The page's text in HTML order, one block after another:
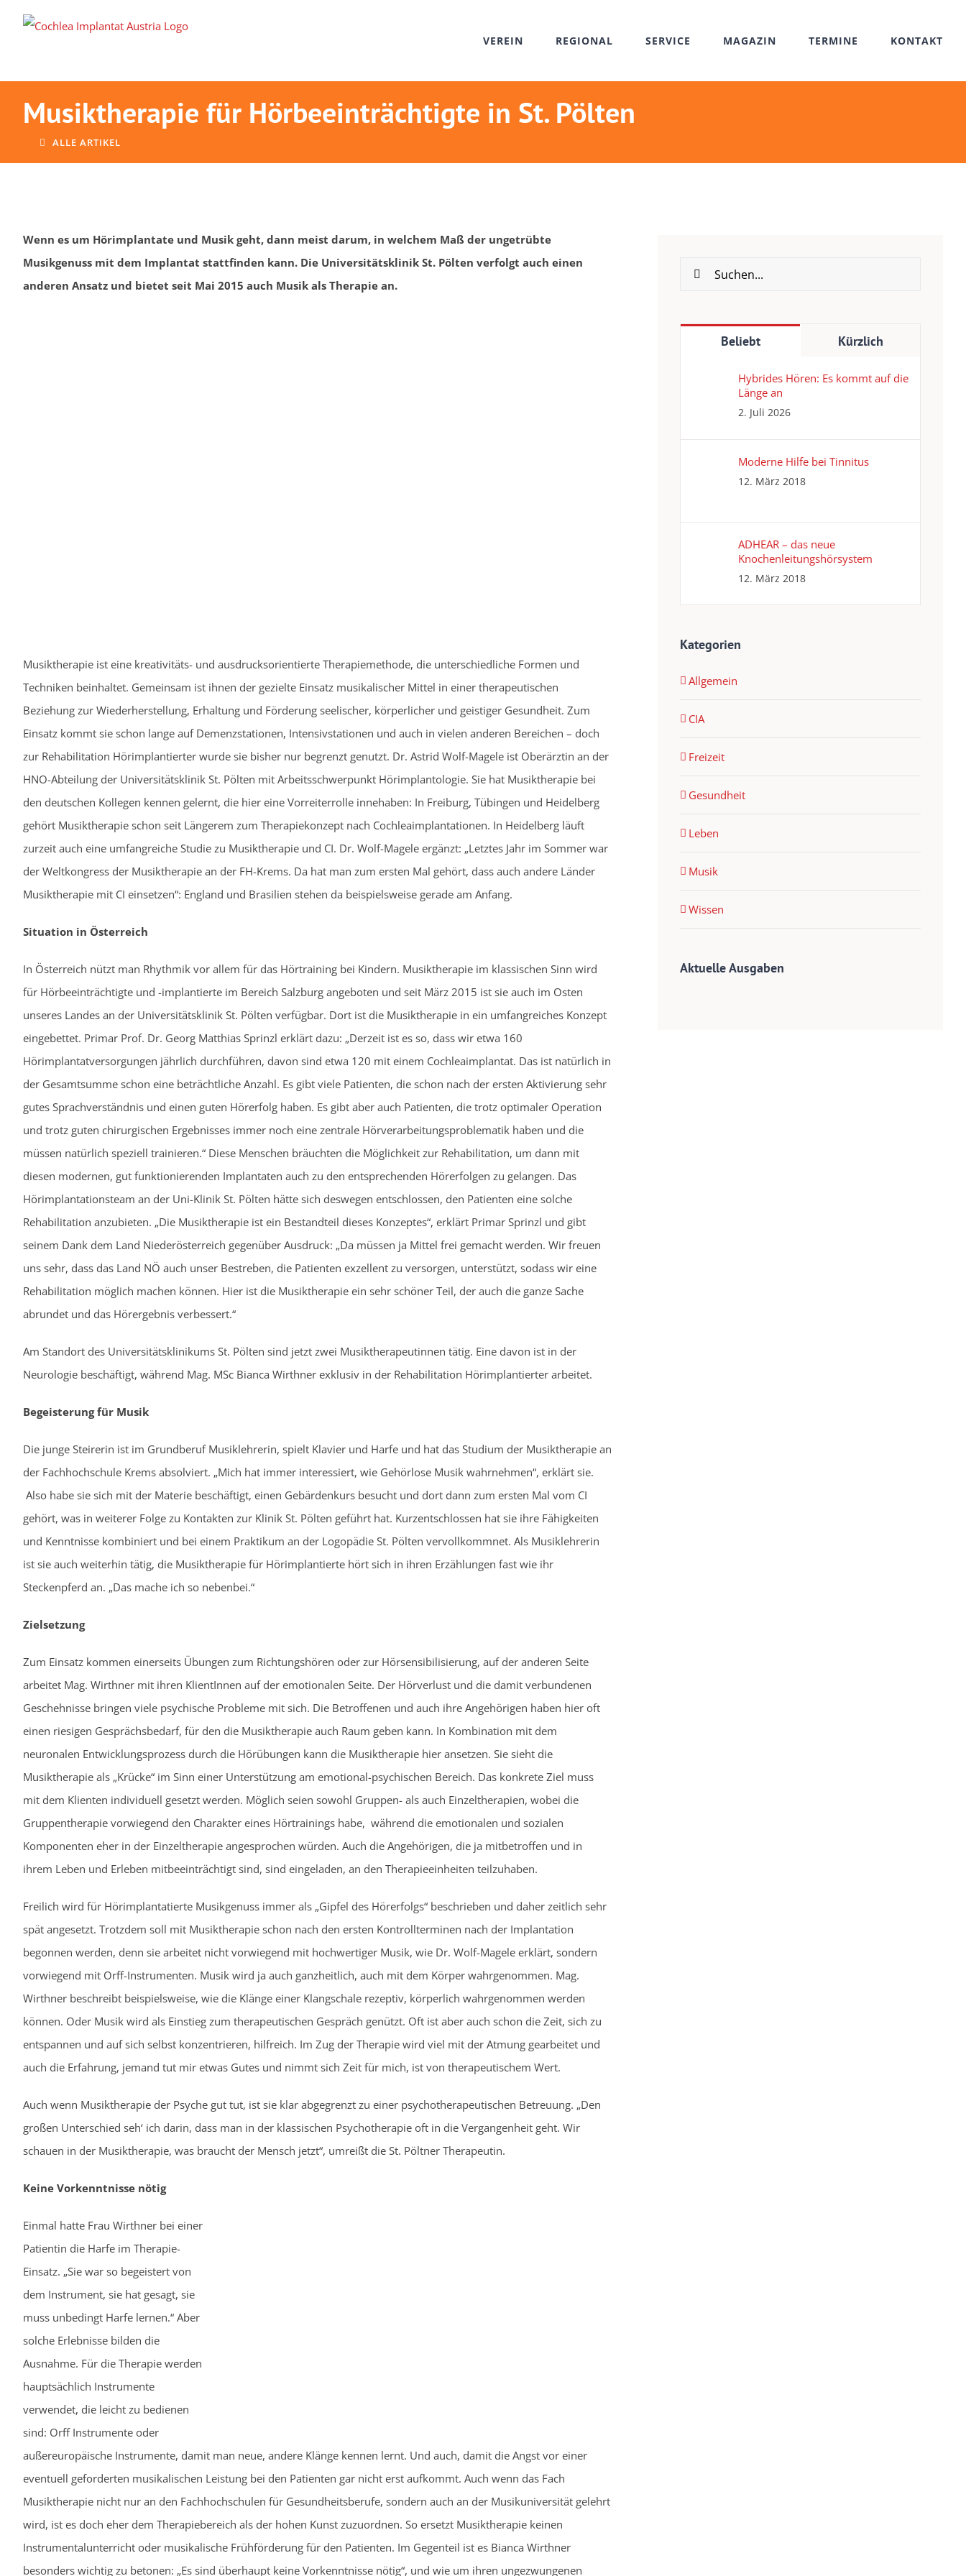
VEREIN REGIONAL SERVICE MAGAZIN TERMINE KONTAKT
Musiktherapie für Hörbeeinträchtigte in St. Pölten
ALLE ARTIKEL
Wenn es um Hörimplantate und Musik geht, dann meist darum, in welchem Maß der ungetrübte
Musikgenuss mit dem Implantat stattfinden kann. Die Universitätsklinik St. Pölten verfolgt auch einen
anderen Ansatz und bietet seit Mai 2015 auch Musik als Therapie an.
Musiktherapie ist eine kreativitäts- und ausdrucksorientierte Therapiemethode, die unterschiedliche Formen und
Techniken beinhaltet. Gemeinsam ist ihnen der gezielte Einsatz musikalischer Mittel in einer therapeutischen
Beziehung zur Wiederherstellung, Erhaltung und Förderung seelischer, körperlicher und geistiger Gesundheit. Zum
Einsatz kommt sie schon lange auf Demenzstationen, Intensivstationen und auch in vielen anderen Bereichen – doch
zur Rehabilitation Hörimplantierter wurde sie bisher nur begrenzt genutzt. Dr. Astrid Wolf-Magele ist Oberärztin an der
HNO-Abteilung der Universitätsklinik St. Pölten mit Arbeitsschwerpunkt Hörimplantologie. Sie hat Musiktherapie bei
den deutschen Kollegen kennen gelernt, die hier eine Vorreiterrolle innehaben: In Freiburg, Tübingen und Heidelberg
gehört Musiktherapie schon seit Längerem zum Therapiekonzept nach Cochleaimplantationen. In Heidelberg läuft
zurzeit auch eine umfangreiche Studie zu Musiktherapie und CI. Dr. Wolf-Magele ergänzt: „Letztes Jahr im Sommer war
der Weltkongress der Musiktherapie an der FH-Krems. Da hat man zum ersten Mal gehört, dass auch andere Länder
Musiktherapie mit CI einsetzen“: England und Brasilien stehen da beispielsweise gerade am Anfang.
Situation in Österreich
In Österreich nützt man Rhythmik vor allem für das Hörtraining bei Kindern. Musiktherapie im klassischen Sinn wird
für Hörbeeinträchtigte und -implantierte im Bereich Salzburg angeboten und seit März 2015 ist sie auch im Osten
unseres Landes an der Universitätsklinik St. Pölten verfügbar. Dort ist die Musiktherapie in ein umfangreiches Konzept
eingebettet. Primar Prof. Dr. Georg Matthias Sprinzl erklärt dazu: „Derzeit ist es so, dass wir etwa 160
Hörimplantatversorgungen jährlich durchführen, davon sind etwa 120 mit einem Cochleaimplantat. Das ist natürlich in
der Gesamtsumme schon eine beträchtliche Anzahl. Es gibt viele Patienten, die schon nach der ersten Aktivierung sehr
gutes Sprachverständnis und einen guten Hörerfolg haben. Es gibt aber auch Patienten, die trotz optimaler Operation
und trotz guten chirurgischen Ergebnisses immer noch eine zentrale Hörverarbeitungsproblematik haben und die
müssen natürlich speziell trainieren.“ Diese Menschen bräuchten die Möglichkeit zur Rehabilitation, um dann mit
diesen modernen, gut funktionierenden Implantaten auch zu den entsprechenden Hörerfolgen zu gelangen. Das
Hörimplantationsteam an der Uni-Klinik St. Pölten hätte sich deswegen entschlossen, den Patienten eine solche
Rehabilitation anzubieten. „Die Musiktherapie ist ein Bestandteil dieses Konzeptes“, erklärt Primar Sprinzl und gibt
seinem Dank dem Land Niederösterreich gegenüber Ausdruck: „Da müssen ja Mittel frei gemacht werden. Wir freuen
uns sehr, dass das Land NÖ auch unser Bestreben, die Patienten exzellent zu versorgen, unterstützt, sodass wir eine
Rehabilitation möglich machen können. Hier ist die Musiktherapie ein sehr schöner Teil, der auch die ganze Sache
abrundet und das Hörergebnis verbessert.“
Am Standort des Universitätsklinikums St. Pölten sind jetzt zwei Musiktherapeutinnen tätig. Eine davon ist in der
Neurologie beschäftigt, während Mag. MSc Bianca Wirthner exklusiv in der Rehabilitation Hörimplantierter arbeitet.
Begeisterung für Musik
Die junge Steirerin ist im Grundberuf Musiklehrerin, spielt Klavier und Harfe und hat das Studium der Musiktherapie an
der Fachhochschule Krems absolviert. „Mich hat immer interessiert, wie Gehörlose Musik wahrnehmen“, erklärt sie.
Also habe sie sich mit der Materie beschäftigt, einen Gebärdenkurs besucht und dort dann zum ersten Mal vom CI
gehört, was in weiterer Folge zu Kontakten zur Klinik St. Pölten geführt hat. Kurzentschlossen hat sie ihre Fähigkeiten
und Kenntnisse kombiniert und bei einem Praktikum an der Logopädie St. Pölten vervollkommnet. Als Musiklehrerin
ist sie auch weiterhin tätig, die Musiktherapie für Hörimplantierte hört sich in ihren Erzählungen fast wie ihr
Steckenpferd an. „Das mache ich so nebenbei.“
Zielsetzung
Zum Einsatz kommen einerseits Übungen zum Richtungshören oder zur Hörsensibilisierung, auf der anderen Seite
arbeitet Mag. Wirthner mit ihren KlientInnen auf der emotionalen Seite. Der Hörverlust und die damit verbundenen
Geschehnisse bringen viele psychische Probleme mit sich. Die Betroffenen und auch ihre Angehörigen haben hier oft
einen riesigen Gesprächsbedarf, für den die Musiktherapie auch Raum geben kann. In Kombination mit dem
neuronalen Entwicklungsprozess durch die Hörübungen kann die Musiktherapie hier ansetzen. Sie sieht die
Musiktherapie als „Krücke“ im Sinn einer Unterstützung am emotional-psychischen Bereich. Das konkrete Ziel muss
mit dem Klienten individuell gesetzt werden. Möglich seien sowohl Gruppen- als auch Einzeltherapien, wobei die
Gruppentherapie vorwiegend den Charakter eines Hörtrainings habe, während die emotionalen und sozialen
Komponenten eher in der Einzeltherapie angesprochen würden. Auch die Angehörigen, die ja mitbetroffen und in
ihrem Leben und Erleben mitbeeinträchtigt sind, sind eingeladen, an den Therapieeinheiten teilzuhaben.
Freilich wird für Hörimplantatierte Musikgenuss immer als „Gipfel des Hörerfolgs“ beschrieben und daher zeitlich sehr
spät angesetzt. Trotzdem soll mit Musiktherapie schon nach den ersten Kontrollterminen nach der Implantation
begonnen werden, denn sie arbeitet nicht vorwiegend mit hochwertiger Musik, wie Dr. Wolf-Magele erklärt, sondern
vorwiegend mit Orff-Instrumenten. Musik wird ja auch ganzheitlich, auch mit dem Körper wahrgenommen. Mag.
Wirthner beschreibt beispielsweise, wie die Klänge einer Klangschale rezeptiv, körperlich wahrgenommen werden
können. Oder Musik wird als Einstieg zum therapeutischen Gespräch genützt. Oft ist aber auch schon die Zeit, sich zu
entspannen und auf sich selbst konzentrieren, hilfreich. Im Zug der Therapie wird viel mit der Atmung gearbeitet und
auch die Erfahrung, jemand tut mir etwas Gutes und nimmt sich Zeit für mich, ist von therapeutischem Wert.
Auch wenn Musiktherapie der Psyche gut tut, ist sie klar abgegrenzt zu einer psychotherapeutischen Betreuung. „Den
großen Unterschied seh‘ ich darin, dass man in der klassischen Psychotherapie oft in die Vergangenheit geht. Wir
schauen in der Musiktherapie, was braucht der Mensch jetzt“, umreißt die St. Pöltner Therapeutin.
Keine Vorkenntnisse nötig
Einmal hatte Frau Wirthner bei einer
Patientin die Harfe im Therapie-
Einsatz. „Sie war so begeistert von
dem Instrument, sie hat gesagt, sie
muss unbedingt Harfe lernen.“ Aber
solche Erlebnisse bilden die
Ausnahme. Für die Therapie werden
hauptsächlich Instrumente
verwendet, die leicht zu bedienen
sind: Orff Instrumente oder
außereuropäische Instrumente, damit man neue, andere Klänge kennen lernt. Und auch, damit die Angst vor einer
eventuell geforderten musikalischen Leistung bei den Patienten gar nicht erst aufkommt. Auch wenn das Fach
Musiktherapie nicht nur an den Fachhochschulen für Gesundheitsberufe, sondern auch an der Musikuniversität gelehrt
wird, ist es doch eher dem Therapiebereich als der hohen Kunst zuzuordnen. So ersetzt Musiktherapie keinen
Instrumentalunterricht oder musikalische Frühförderung für den Patienten. Im Gegenteil ist es Bianca Wirthner
besonders wichtig zu betonen: „Es sind überhaupt keine Vorkenntnisse nötig“, und wie um ihren ungezwungenen
Suche
Beliebt Kürzlich
Hybrides Hören: Es kommt auf die
Länge an
2. Juli 2026
Moderne Hilfe bei Tinnitus
12. März 2018
ADHEAR – das neue
Knochenleitungshörsystem
12. März 2018
Kategorien
Allgemein
CIA
Freizeit
Gesundheit
Leben
Musik
Wissen
Aktuelle Ausgaben